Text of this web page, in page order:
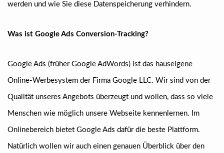
werden und wie Sie diese Datenspeicherung verhindern.
Was ist Google Ads Conversion-Tracking?
Google Ads (früher Google AdWords) ist das hauseigene
Online-Werbesystem der Firma Google LLC. Wir sind von der
Qualität unseres Angebots überzeugt und wollen, dass so viele
Menschen wie möglich unsere Webseite kennenlernen. Im
Onlinebereich bietet Google Ads dafür die beste Plattform.
Natürlich wollen wir auch einen genauen Überblick über den